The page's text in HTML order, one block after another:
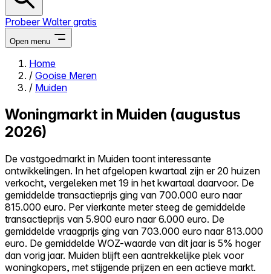
Probeer Walter gratis
Open menu
Close menu
Alles-in-één
Reviews
Prijzen
Log in
Probeer Walter gratis
Home
/ Gooise Meren
/ Muiden
Woningmarkt in Muiden (augustus
2026)
De vastgoedmarkt in Muiden toont interessante
ontwikkelingen. In het afgelopen kwartaal zijn er 20 huizen
verkocht, vergeleken met 19 in het kwartaal daarvoor. De
gemiddelde transactieprijs ging van 700.000 euro naar
815.000 euro. Per vierkante meter steeg de gemiddelde
transactieprijs van 5.900 euro naar 6.000 euro. De
gemiddelde vraagprijs ging van 703.000 euro naar 813.000
euro. De gemiddelde WOZ-waarde van dit jaar is 5% hoger
dan vorig jaar. Muiden blijft een aantrekkelijke plek voor
woningkopers, met stijgende prijzen en een actieve markt.